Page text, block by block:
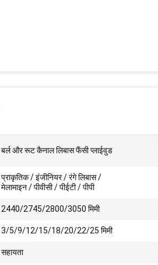
बर्ल और रूट कैनाल लिबास फैंसी प्लाईवुड
प्राकृतिक / इंजीनियर / रंगे लिबास /
मेलामाइन / पीवीसी / पीईटी / पीपी
2440/2745/2800/3050 मिमी
3/5/9/12/15/18/20/22/25 मिमी
सहायता